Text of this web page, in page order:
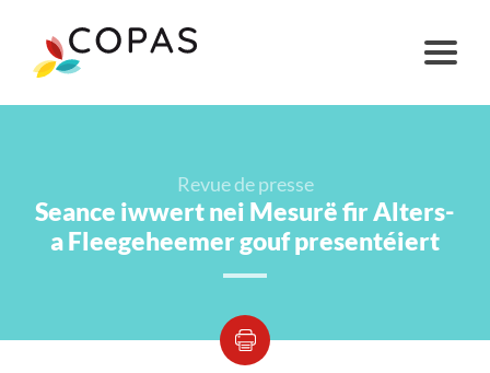
Revue de presse
Seance iwwert nei Mesurë fir Alters-
a Fleegeheemer gouf presentéiert